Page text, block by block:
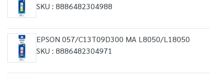
SKU : 8886482304988
EPSON 057/C13T09D300 MA L8050/L18050
SKU : 8886482304971